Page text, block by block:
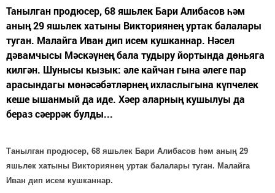
Танылган продюсер, 68 яшьлек Бари Алибасов һәм
аның 29 яшьлек хатыны Викториянең уртак балалары
туган. Малайга Иван дип исем кушканнар. Нәсел
дәвамчысы Мәскәүнең бала тудыру йортында дөньяга
килгән. Шунысы кызык: әле кайчан гына әлеге пар
арасындагы мөнәсәбәтләрнең ихласлыгына күпчелек
кеше ышанмый да иде. Хәер аларның кушылуы да
бераз сәеррәк булды...
Танылган продюсер, 68 яшьлек Бари Алибасов һәм аның 29
яшьлек хатыны Викториянең уртак балалары туган. Малайга
Иван дип исем кушканнар.